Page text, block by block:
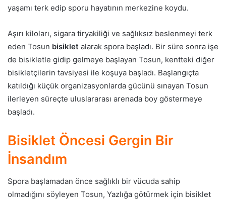
yaşamı terk edip sporu hayatının merkezine koydu.
Aşırı kiloları, sigara tiryakiliği ve sağlıksız beslenmeyi terk
eden Tosun bisiklet alarak spora başladı. Bir süre sonra işe
de bisikletle gidip gelmeye başlayan Tosun, kentteki diğer
bisikletçilerin tavsiyesi ile koşuya başladı. Başlangıçta
katıldığı küçük organizasyonlarda gücünü sınayan Tosun
ilerleyen süreçte uluslararası arenada boy göstermeye
başladı.
Bisiklet Öncesi Gergin Bir
İnsandım
Spora başlamadan önce sağlıklı bir vücuda sahip
olmadığını söyleyen Tosun, Yazlığa götürmek için bisiklet